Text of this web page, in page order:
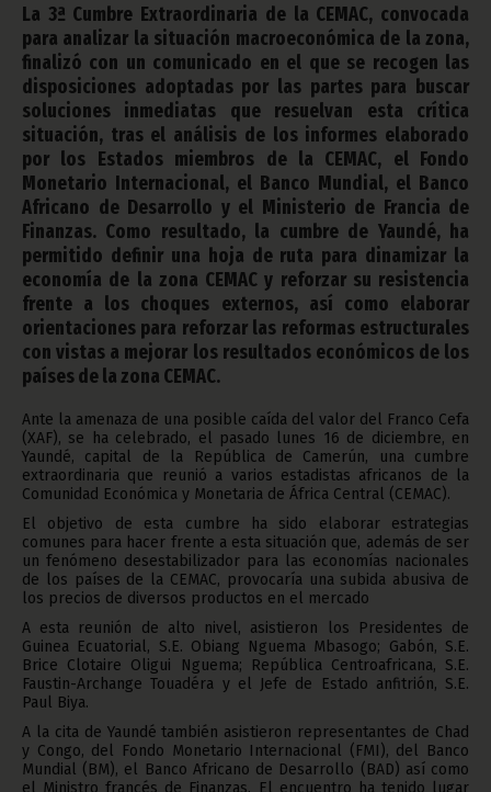
La 3ª Cumbre Extraordinaria de la CEMAC, convocada
para analizar la situación macroeconómica de la zona,
finalizó con un comunicado en el que se recogen las
disposiciones adoptadas por las partes para buscar
soluciones inmediatas que resuelvan esta crítica
situación, tras el análisis de los informes elaborado
por los Estados miembros de la CEMAC, el Fondo
Monetario Internacional, el Banco Mundial, el Banco
Africano de Desarrollo y el Ministerio de Francia de
Finanzas. Como resultado, la cumbre de Yaundé, ha
permitido definir una hoja de ruta para dinamizar la
economía de la zona CEMAC y reforzar su resistencia
frente a los choques externos, así como elaborar
orientaciones para reforzar las reformas estructurales
con vistas a mejorar los resultados económicos de los
países de la zona CEMAC.
Ante la amenaza de una posible caída del valor del Franco Cefa
(XAF), se ha celebrado, el pasado lunes 16 de diciembre, en
Yaundé, capital de la República de Camerún, una cumbre
extraordinaria que reunió a varios estadistas africanos de la
Comunidad Económica y Monetaria de África Central (CEMAC).
El objetivo de esta cumbre ha sido elaborar estrategias
comunes para hacer frente a esta situación que, además de ser
un fenómeno desestabilizador para las economías nacionales
de los países de la CEMAC, provocaría una subida abusiva de
los precios de diversos productos en el mercado
A esta reunión de alto nivel, asistieron los Presidentes de
Guinea Ecuatorial, S.E. Obiang Nguema Mbasogo; Gabón, S.E.
Brice Clotaire Oligui Nguema; República Centroafricana, S.E.
Faustin-Archange Touadéra y el Jefe de Estado anfitrión, S.E.
Paul Biya.
A la cita de Yaundé también asistieron representantes de Chad
y Congo, del Fondo Monetario Internacional (FMI), del Banco
Mundial (BM), el Banco Africano de Desarrollo (BAD) así como
el Ministro francés de Finanzas. El encuentro ha tenido lugar